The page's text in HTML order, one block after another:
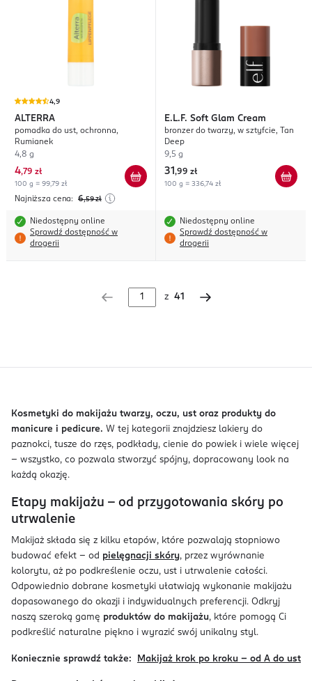
4,9
ALTERRA
pomadka do ust, ochronna,
Rumianek
4,8 g
4,79 zł
100 g = 99,79 zł
Najniższa cena: 6,59 zł
Niedostępny online
Sprawdź dostępność w
drogerii
E.L.F. Soft Glam Cream
bronzer do twarzy, w sztyfcie, Tan
Deep
9,5 g
31 ,99 zł
100 g = 336,74 zł
Niedostępny online
Sprawdź dostępność w
drogerii
z 41
Kosmetyki do makijażu twarzy, oczu, ust oraz produkty do
manicure i pedicure. W tej kategorii znajdziesz lakiery do
paznokci, tusze do rzęs, podkłady, cienie do powiek i wiele więcej
– wszystko, co pozwala stworzyć spójny, dopracowany look na
każdą okazję.
Etapy makijażu – od przygotowania skóry po
utrwalenie
Makijaż składa się z kilku etapów, które pozwalają stopniowo
budować efekt – od pielęgnacji skóry, przez wyrównanie
kolorytu, aż po podkreślenie oczu, ust i utrwalenie całości.
Odpowiednio dobrane kosmetyki ułatwiają wykonanie makijażu
dopasowanego do okazji i indywidualnych preferencji. Odkryj
naszą szeroką gamę produktów do makijażu, które pomogą Ci
podkreślić naturalne piękno i wyrazić swój unikalny styl.
Koniecznie sprawdź także: Makijaż krok po kroku – od A do ust